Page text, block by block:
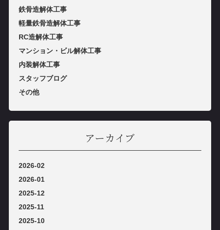
鉄⾻造解体⼯事
軽量鉄⾻造解体⼯事
RC造解体⼯事
マンション・ビル解体⼯事
内装解体⼯事
スタッフブログ
その他
アーカイブ
2026-02
2026-01
2025-12
2025-11
2025-10